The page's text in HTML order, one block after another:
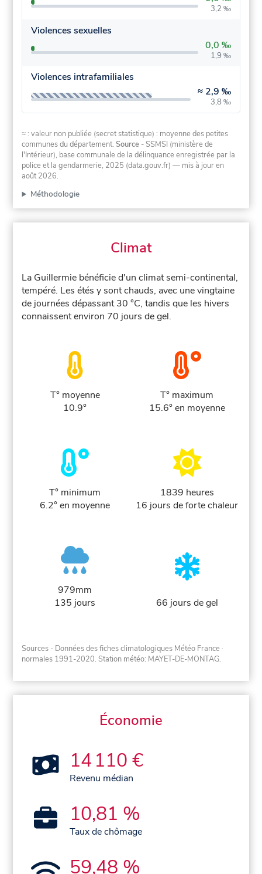
3,2 ‰
Violences sexuelles
0,0 ‰
1,9 ‰
Violences intrafamiliales
≈ 2,9 ‰
3,8 ‰
≈ : valeur non publiée (secret statistique) : moyenne des petites
communes du département.Source - SSMSI (ministère de
l'Intérieur), base communale de la délinquance enregistrée par la
police et la gendarmerie, 2025 (data.gouv.fr) — mis à jour en
août 2026.
Méthodologie
Climat
La Guillermie bénéficie d'un climat semi-continental,
tempéré. Les étés y sont chauds, avec une vingtaine
de journées dépassant 30 °C, tandis que les hivers
connaissent environ 70 jours de gel.
T° moyenne
10.9°
T° maximum
15.6° en moyenne
T° minimum
6.2° en moyenne
1839 heures
16 jours de forte chaleur
979mm
135 jours
66 jours de gel
Sources - Données des fiches climatologiques Météo France ·
normales 1991-2020. Station météo: MAYET-DE-MONTAG.
Économie
14 110 €
Revenu médian
10,81 %
Taux de chômage
59,48 %